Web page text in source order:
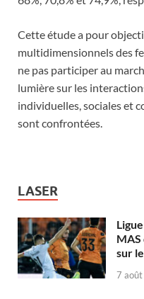
Cette étude a pour
multidimensionnels des
ne pas participer au
lumière sur les
individuelles, sociales et
sont confrontées.
LASER
MAS
sur
7